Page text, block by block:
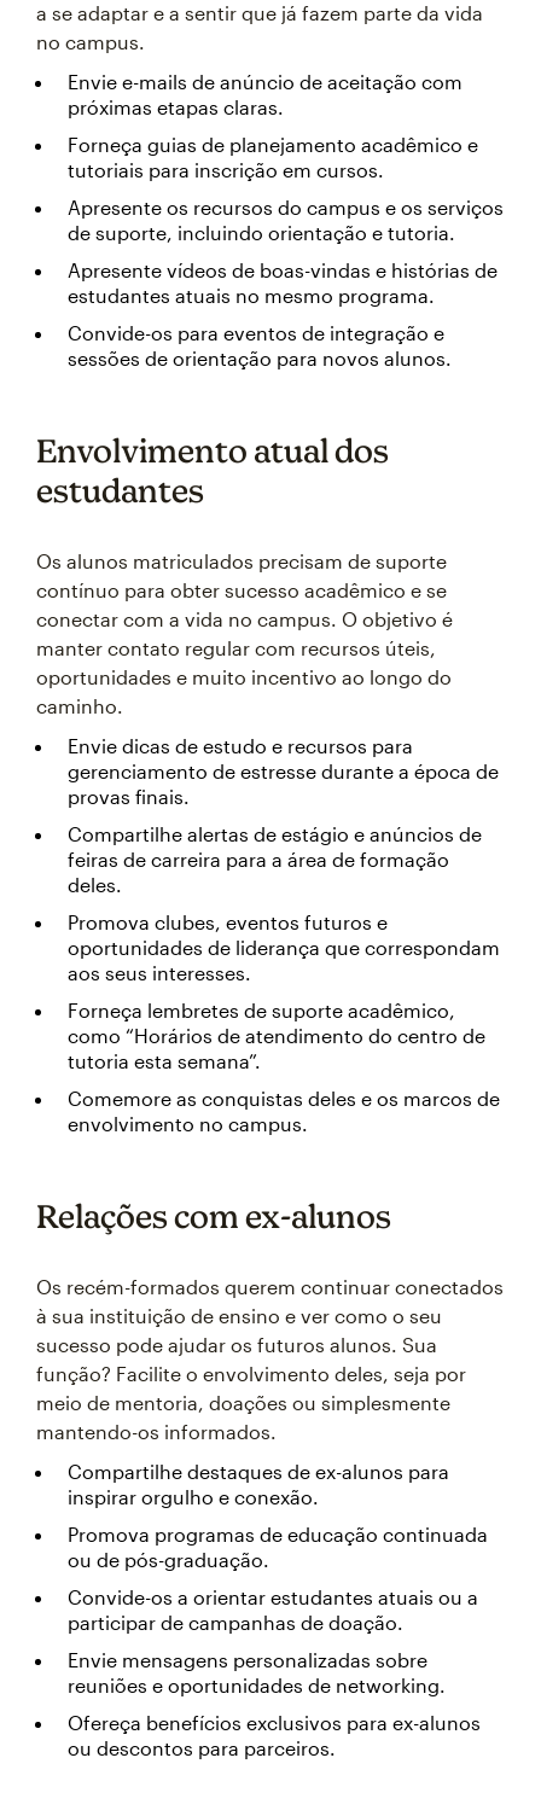
a se adaptar e a sentir que já fazem parte da vida
no campus.
Envie e-mails de anúncio de aceitação com
próximas etapas claras.
Forneça guias de planejamento acadêmico e
tutoriais para inscrição em cursos.
Apresente os recursos do campus e os serviços
de suporte, incluindo orientação e tutoria.
Apresente vídeos de boas-vindas e histórias de
estudantes atuais no mesmo programa.
Convide-os para eventos de integração e
sessões de orientação para novos alunos.
Envolvimento atual dos
estudantes
Os alunos matriculados precisam de suporte
contínuo para obter sucesso acadêmico e se
conectar com a vida no campus. O objetivo é
manter contato regular com recursos úteis,
oportunidades e muito incentivo ao longo do
caminho.
Envie dicas de estudo e recursos para
gerenciamento de estresse durante a época de
provas finais.
Compartilhe alertas de estágio e anúncios de
feiras de carreira para a área de formação
deles.
Promova clubes, eventos futuros e
oportunidades de liderança que correspondam
aos seus interesses.
Forneça lembretes de suporte acadêmico,
como “Horários de atendimento do centro de
tutoria esta semana”.
Comemore as conquistas deles e os marcos de
envolvimento no campus.
Relações com ex-alunos
Os recém-formados querem continuar conectados
à sua instituição de ensino e ver como o seu
sucesso pode ajudar os futuros alunos. Sua
função? Facilite o envolvimento deles, seja por
meio de mentoria, doações ou simplesmente
mantendo-os informados.
Compartilhe destaques de ex-alunos para
inspirar orgulho e conexão.
Promova programas de educação continuada
ou de pós-graduação.
Convide-os a orientar estudantes atuais ou a
participar de campanhas de doação.
Envie mensagens personalizadas sobre
reuniões e oportunidades de networking.
Ofereça benefícios exclusivos para ex-alunos
ou descontos para parceiros.